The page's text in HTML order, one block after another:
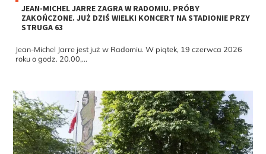
JEAN-MICHEL JARRE ZAGRA W RADOMIU. PRÓBY
ZAKOŃCZONE. JUŻ DZIŚ WIELKI KONCERT NA STADIONIE PRZY
STRUGA 63
Jean-Michel Jarre jest już w Radomiu. W piątek, 19 czerwca 2026
roku o godz. 20.00,...